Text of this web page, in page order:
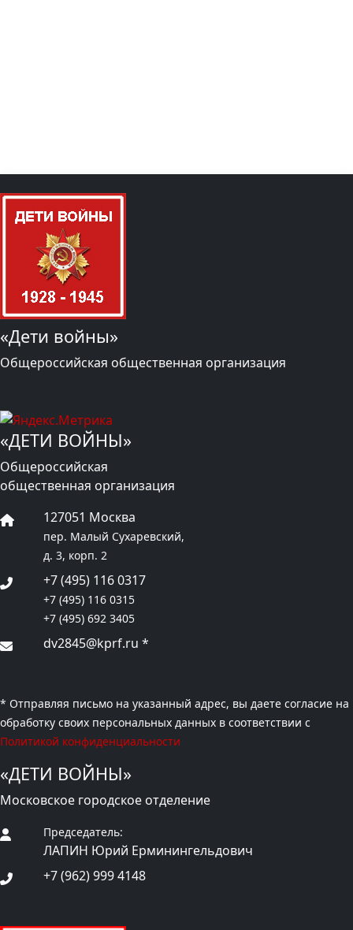
«Дети войны»
Общероссийская общественная организация
«ДЕТИ ВОЙНЫ»
Общероссийская
общественная организация
127051 Москва
пер. Малый Сухаревский,
д. 3, корп. 2
+7 (495) 116 0317
+7 (495) 116 0315
+7 (495) 692 3405
dv2845@kprf.ru *
* Отправляя письмо на указанный адрес, вы даете согласие на
обработку своих персональных данных в соответствии с
Политикой конфиденциальности
«ДЕТИ ВОЙНЫ»
Московское городское отделение
Председатель:
ЛАПИН Юрий Ерминингельдович
+7 (962) 999 4148